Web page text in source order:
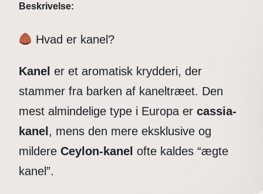
Beskrivelse:
Hvad er kanel?
Kanel er et aromatisk krydderi, der
stammer fra barken af kaneltræet. Den
mest almindelige type i Europa er cassia-
kanel, mens den mere eksklusive og
mildere Ceylon-kanel ofte kaldes “ægte
kanel”.